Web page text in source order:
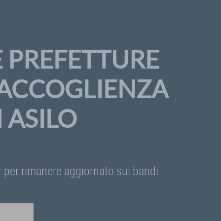
rimanere aggiornato sui bandi.